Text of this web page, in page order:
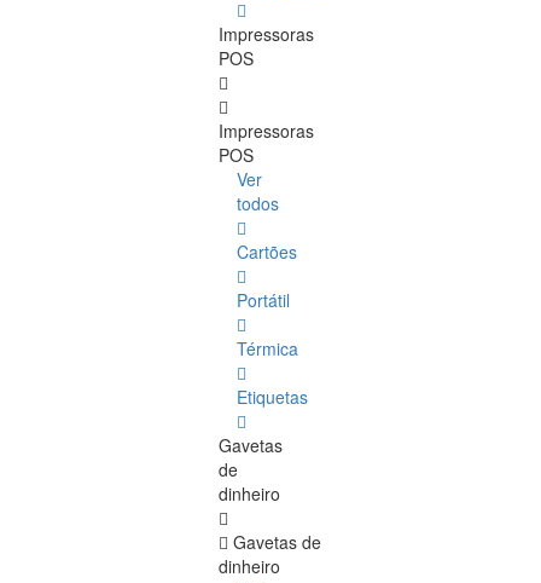
Impressoras
POS
Impressoras
POS
Ver
todos
Cartões
Portátil
Térmica
Etiquetas
Gavetas
de
dinheiro
Gavetas de
dinheiro